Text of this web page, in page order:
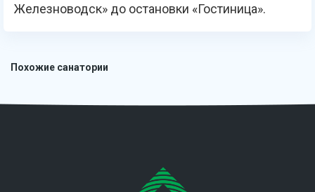
Железноводск» до остановки «Гостиница».
Похожие санатории